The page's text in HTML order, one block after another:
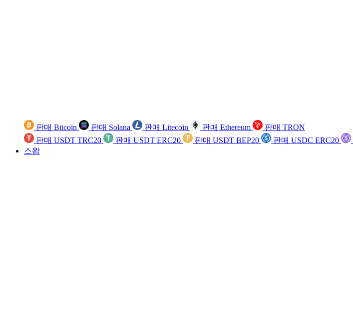
판매 Bitcoin 판매 Solana 판매 Litecoin 판매 Ethereum
판매 TRON
판매 USDT TRC20
판매 USDT ERC20 판매 USDT BEP20 판매 USDC ERC20
스왑